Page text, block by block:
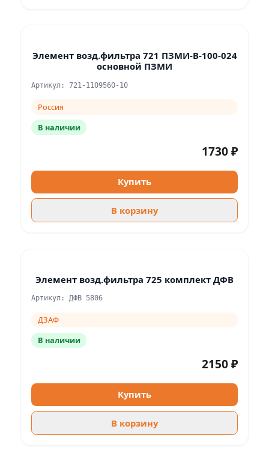
Элемент возд.фильтра 721 ПЗМИ-В-100-024
основной ПЗМИ
Артикул: 721-1109560-10
Россия
В наличии
1730 ₽
Купить
В корзину
Элемент возд.фильтра 725 комплект ДФВ
Артикул: ДФВ 5806
ДЗАФ
В наличии
2150 ₽
Купить
В корзину